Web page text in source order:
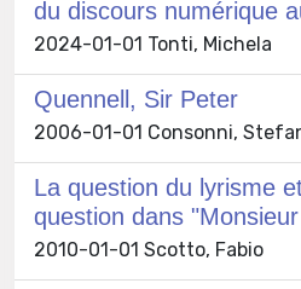
du discours numérique
2024-01-01 Tonti, Michela
Quennell, Sir Peter
2006-01-01 Consonni,
La question du lyrisme
question dans
2010-01-01 Scotto, Fabio